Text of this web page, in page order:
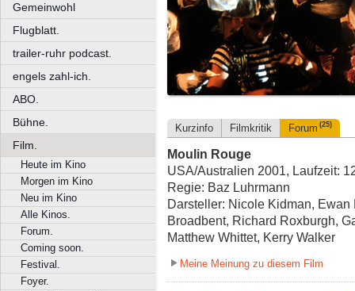
Gemeinwohl
Flugblatt.
trailer-ruhr podcast.
engels zahl-ich.
ABO.
Bühne.
Film.
Heute im Kino
Morgen im Kino
Neu im Kino
Alle Kinos.
Forum.
Coming soon.
Festival.
Foyer.
Kurzinfo Filmkritik Forum (25)
Moulin Rouge
USA/Australien 2001, Laufzeit:
Regie: Baz Luhrmann
Darsteller: Nicole Kidman,
Broadbent, Richard Roxburgh,
Matthew Whittet, Kerry Walker
Meine Meinung zu diesem Film